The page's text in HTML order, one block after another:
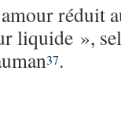
réduit
liquide »,
37.